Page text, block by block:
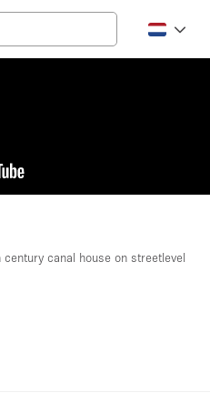
canal house on streetlevel